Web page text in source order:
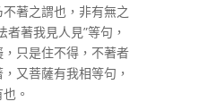
著之謂也，非有無之
者著我見人見”等句，
只是住不得，不著者
又菩薩有我相等句，
。